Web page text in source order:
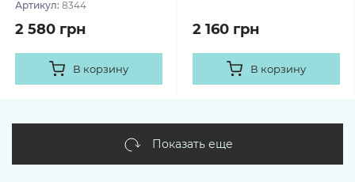
Артикул: 8344
2 580 грн
В корзину
2 160 грн
В корзину
Показать еще